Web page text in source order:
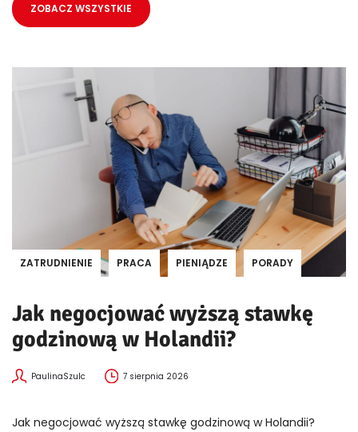
ZOBACZ WSZYSTKIE
ZATRUDNIENIE PRACA PIENIĄDZE PORADY
Jak negocjować wyższą stawkę
godzinową w Holandii?
PaulinaSzulc 7 sierpnia 2026
Jak negocjować wyższą stawkę godzinową w Holandii?